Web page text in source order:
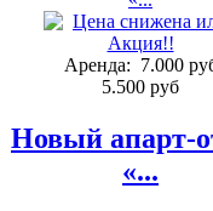
Аренда: 7.000
5.500 руб
Новый апарт-
«...